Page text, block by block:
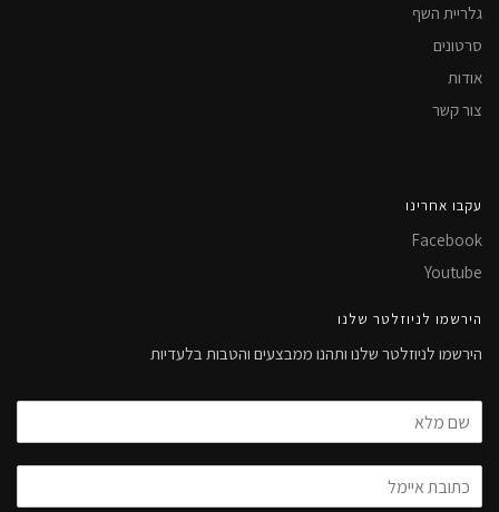
גלריית השף
סרטונים
אודות
צור קשר
עקבו אחרינו
Facebook
Youtube
הירשמו לניוזלטר שלנו
הירשמו לניוזלטר שלנו ותהנו ממבצעים והטבות בלעדיות